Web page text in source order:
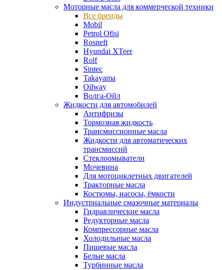
Моторные масла для коммерческой техники
Все бренды
Mobil
Petrol Ofisi
Rosneft
Hyundai XTeer
Rolf
Sintec
Takayama
Oilway
Волга-Ойл
Жидкости для автомобилей
Антифризы
Тормозная жидкость
Трансмиссионные масла
Жидкости для автоматических
трансмиссий
Стеклоомыватели
Мочевина
Для мотоциклетных двигателей
Тракторные масла
Костюмы, насосы, ёмкости
Индустриальные смазочные материалы
Гидравлические масла
Редукторные масла
Компрессорные масла
Холодильные масла
Пищевые масла
Белые масла
Турбинные масла